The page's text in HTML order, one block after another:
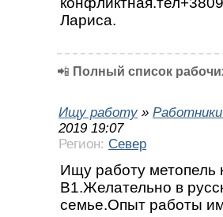
Лариса.
📲 Полный список
Ищу работу »
2019 19:07
Регион: Север
Ищу работу метопель
В1.Желательно в
семье.Опыт работы